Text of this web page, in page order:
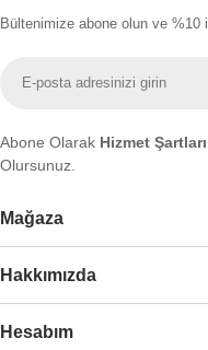
Bültenimize abone olun ve %10
posta
Abone Olarak Hizmet Şartları
Olursunuz.
Mağaza
Hakkımızda
Hesabım